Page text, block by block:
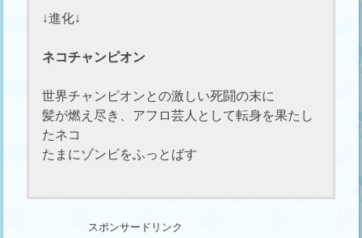
↓進化↓
ネコチャンピオン
世界チャンピオンとの激しい死闘の末に
髪が燃え尽き、アフロ芸人として転身を果たし
たネコ
たまにゾンビをふっとばす
スポンサードリンク